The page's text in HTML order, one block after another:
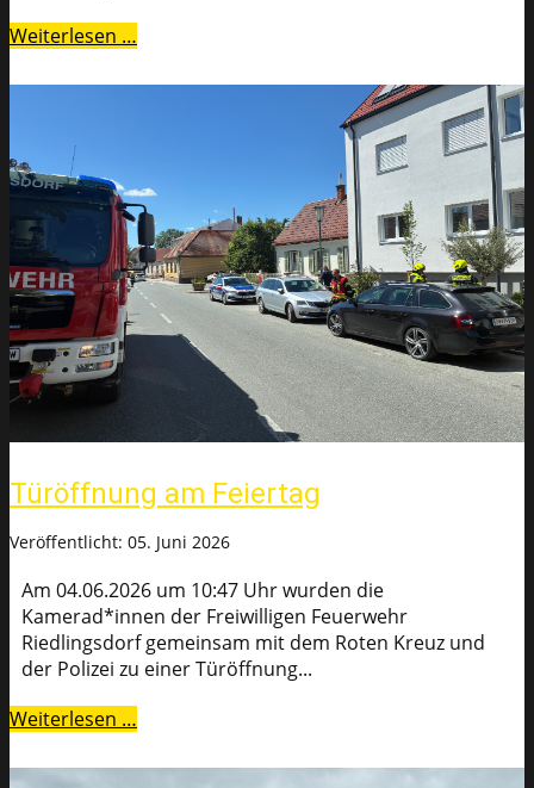
Weiterlesen …
Türöffnung am Feiertag
Veröffentlicht: 05. Juni 2026
Am 04.06.2026 um 10:47 Uhr wurden die
Kamerad*innen der Freiwilligen Feuerwehr
Riedlingsdorf gemeinsam mit dem Roten Kreuz und
der Polizei zu einer Türöffnung...
Weiterlesen …